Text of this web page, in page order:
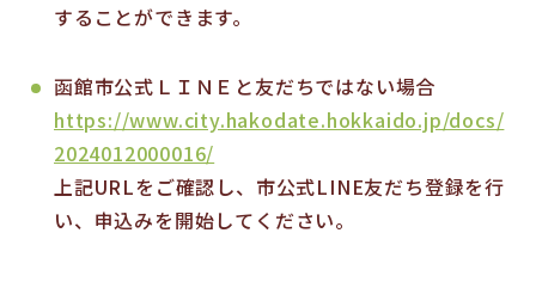
することができます。
函館市公式ＬＩＮＥと友だちではない場合
https://www.city.hakodate.hokkaido.jp/docs/
2024012000016/
上記URLをご確認し、市公式LINE友だち登録を行
い、申込みを開始してください。